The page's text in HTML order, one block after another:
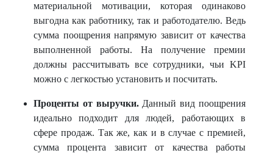
материальной мотивации, которая одинаково
выгодна как работнику, так и работодателю. Ведь
сумма поощрения напрямую зависит от качества
выполненной работы. На получение премии
должны рассчитывать все сотрудники, чьи KPI
можно с легкостью установить и посчитать.
Проценты от выручки. Данный вид поощрения
идеально подходит для людей, работающих в
сфере продаж. Так же, как и в случае с премией,
сумма процента зависит от качества работы